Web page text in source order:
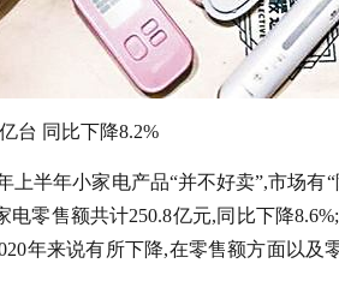
台 同比下降8.2%
上半年小家电产品“并不好卖”,市场有
零售额共计250.8亿元,同比下降
年来说有所下降,在零售额方面以及